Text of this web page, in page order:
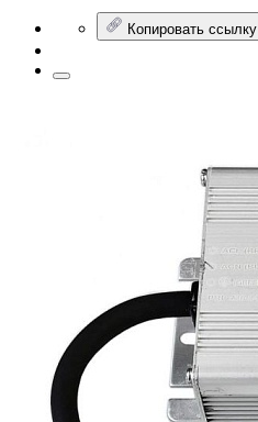
Копировать ссылку